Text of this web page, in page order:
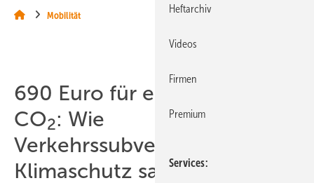
Mobilität
690 Euro für eine Tonne
CO2: Wie
Verkehrssubventionen den
Klimaschutz sabotieren
Heftarchiv
Videos
Firmen
Premium
Services